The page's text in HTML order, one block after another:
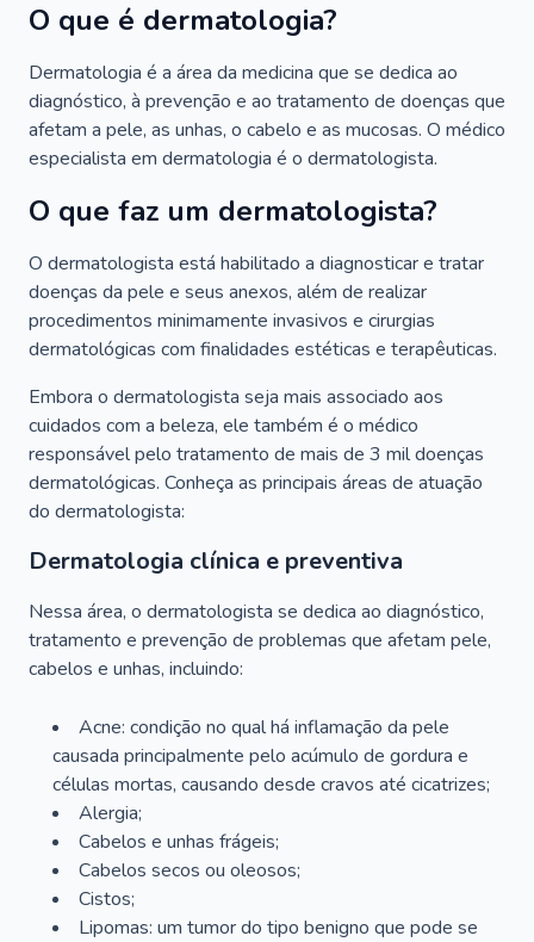
O que é dermatologia?
Dermatologia é a área da medicina que se dedica ao
diagnóstico, à prevenção e ao tratamento de doenças que
afetam a pele, as unhas, o cabelo e as mucosas. O médico
especialista em dermatologia é o dermatologista.
O que faz um dermatologista?
O dermatologista está habilitado a diagnosticar e tratar
doenças da pele e seus anexos, além de realizar
procedimentos minimamente invasivos e cirurgias
dermatológicas com finalidades estéticas e terapêuticas.
Embora o dermatologista seja mais associado aos
cuidados com a beleza, ele também é o médico
responsável pelo tratamento de mais de 3 mil doenças
dermatológicas. Conheça as principais áreas de atuação
do dermatologista:
Dermatologia clínica e preventiva
Nessa área, o dermatologista se dedica ao diagnóstico,
tratamento e prevenção de problemas que afetam pele,
cabelos e unhas, incluindo:
Acne: condição no qual há inflamação da pele
causada principalmente pelo acúmulo de gordura e
células mortas, causando desde cravos até cicatrizes;
Alergia;
Cabelos e unhas frágeis;
Cabelos secos ou oleosos;
Cistos;
Lipomas: um tumor do tipo benigno que pode se